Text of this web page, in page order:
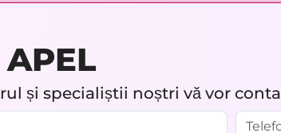
și specialiștii noștri vă vor